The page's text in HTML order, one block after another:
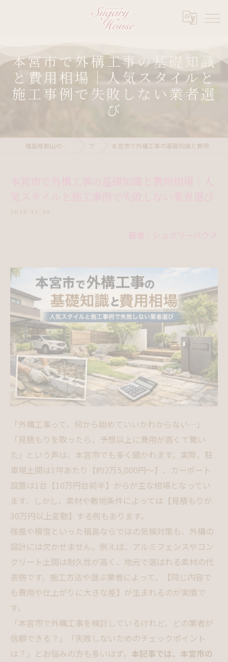
本宮市で外構工事の基礎知識
と費用相場｜人気スタイルと
施工事例で失敗しない業者選
び
福島県郡山の外構ならシュガリーハウス ブログ 本宮市で外構工事の基礎知識と費用相場｜人気スタイルと施工事例で失敗しない業者選び
2025/12/30
「外構工事って、何から始めていいかわからない…」
「見積もりを取ったら、予想以上に費用が高くて驚い
た」という声は、本宮市でも多く聞かれます。実際、駐
車場土間は1坪あたり【約2万5,000円～】、カーポート
設置は1台【10万円台前半】からが主な相場となってい
ます。しかし、素材や敷地条件によっては【見積もりが
30万円以上変動】する例もあります。
強風や積雪といった福島ならではの気候対策も、外構の
設計には欠かせません。例えば、アルミフェンスやコン
クリート土間は耐久性が高く、地元で選ばれる素材の代
表格です。施工方法や選ぶ業者によって、【同じ内容で
も費用や仕上がりに大きな差】が生まれるのが実情で
す。
「本宮市で外構工事を検討しているけれど、どの業者が
信頼できる？」「失敗しないためのチェックポイント
は？」とお悩みの方も多いはず。 本記事では、本宮市の